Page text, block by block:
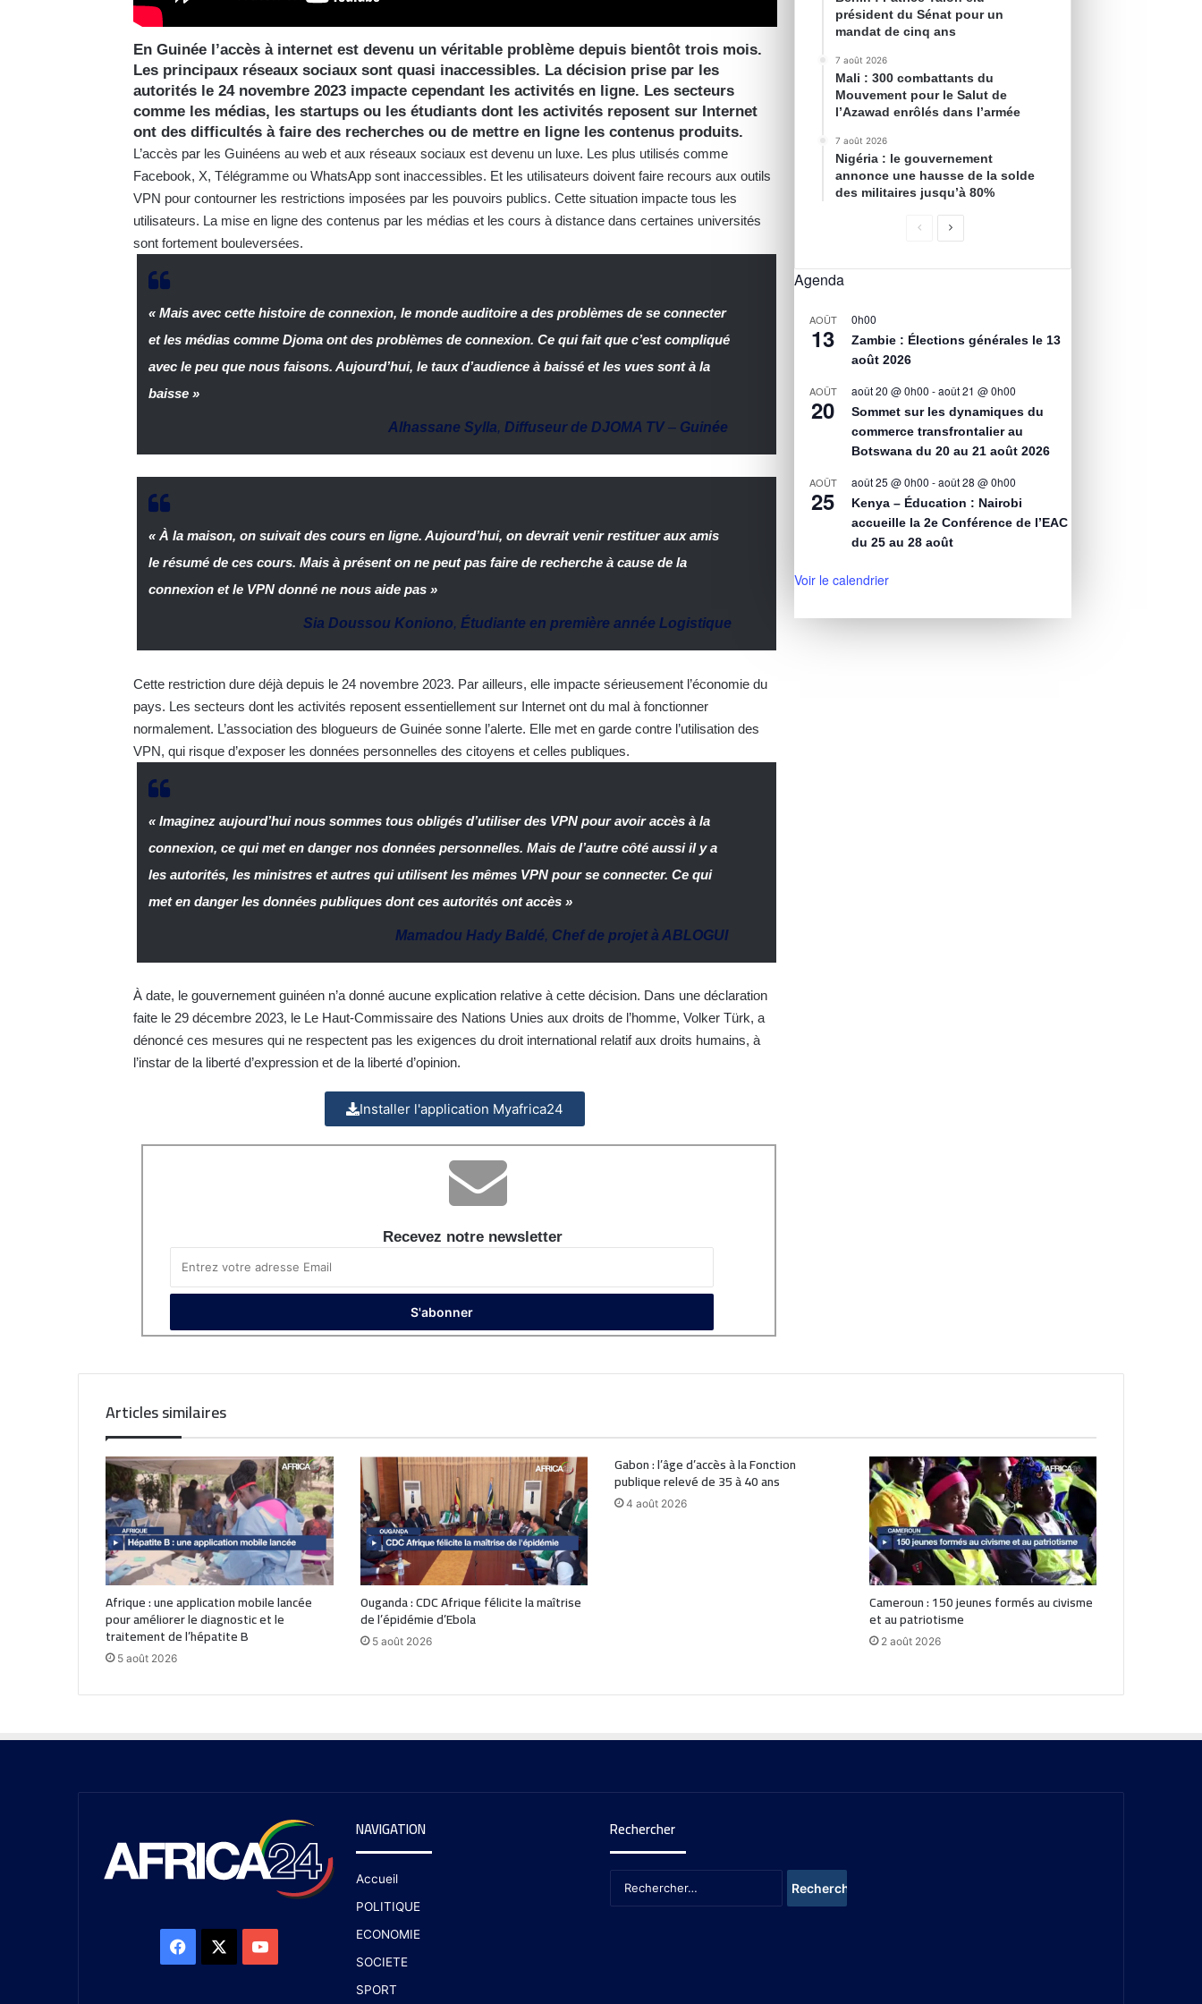
En Guinée l’accès à internet est devenu un véritable problème depuis bientôt trois mois.
Les principaux réseaux sociaux sont quasi inaccessibles. La décision prise par les
autorités le 24 novembre 2023 impacte cependant les activités en ligne. Les secteurs
comme les médias, les startups ou les étudiants dont les activités reposent sur Internet
ont des difficultés à faire des recherches ou de mettre en ligne les contenus produits.
L’accès par les Guinéens au web et aux réseaux sociaux est devenu un luxe. Les plus utilisés comme
Facebook, X, Télégramme ou WhatsApp sont inaccessibles. Et les utilisateurs doivent faire recours aux outils
VPN pour contourner les restrictions imposées par les pouvoirs publics. Cette situation impacte tous les
utilisateurs. La mise en ligne des contenus par les médias et les cours à distance dans certaines universités
sont fortement bouleversées.
« Mais avec cette histoire de connexion, le monde auditoire a des problèmes de se connecter
et les médias comme Djoma ont des problèmes de connexion. Ce qui fait que c’est compliqué
avec le peu que nous faisons. Aujourd’hui, le taux d’audience à baissé et les vues sont à la
baisse »
Alhassane Sylla,Diffuseur de DJOMA TV – Guinée
« À la maison, on suivait des cours en ligne. Aujourd’hui, on devrait venir restituer aux amis
le résumé de ces cours. Mais à présent on ne peut pas faire de recherche à cause de la
connexion et le VPN donné ne nous aide pas »
Sia Doussou Koniono, Étudiante en première année Logistique
Cette restriction dure déjà depuis le 24 novembre 2023. Par ailleurs, elle impacte sérieusement l’économie du
pays. Les secteurs dont les activités reposent essentiellement sur Internet ont du mal à fonctionner
normalement. L’association des blogueurs de Guinée sonne l’alerte. Elle met en garde contre l’utilisation des
VPN, qui risque d’exposer les données personnelles des citoyens et celles publiques.
« Imaginez aujourd’hui nous sommes tous obligés d’utiliser des VPN pour avoir accès à la
connexion, ce qui met en danger nos données personnelles. Mais de l’autre côté aussi il y a
les autorités, les ministres et autres qui utilisent les mêmes VPN pour se connecter. Ce qui
met en danger les données publiques dont ces autorités ont accès »
Mamadou Hady Baldé, Chef de projet à ABLOGUI
À date, le gouvernement guinéen n’a donné aucune explication relative à cette décision. Dans une déclaration
faite le 29 décembre 2023, le Le Haut-Commissaire des Nations Unies aux droits de l’homme, Volker Türk, a
dénoncé ces mesures qui ne respectent pas les exigences du droit international relatif aux droits humains, à
l’instar de la liberté d’expression et de la liberté d’opinion.
Installer l'application Myafrica24
Recevez notre newsletter
président du Sénat pour un
mandat de cinq ans
7 août 2026
Mali : 300 combattants du
Mouvement pour le Salut de
l’Azawad enrôlés dans l’armée
7 août 2026
Nigéria : le gouvernement
annonce une hausse de la solde
des militaires jusqu’à 80%
Agenda
AOÛT
13
0h00
Zambie : Élections générales le 13
août 2026
AOÛT
20
août 20 @ 0h00 -août 21 @ 0h00
Sommet sur les dynamiques du
commerce transfrontalier au
Botswana du 20 au 21 août 2026
AOÛT
25
août 25 @ 0h00 -août 28 @ 0h00
Kenya – Éducation : Nairobi
accueille la 2e Conférence de l’EAC
du 25 au 28 août
Voir le calendrier
Articles similaires
Afrique : une application mobile lancée
pour améliorer le diagnostic et le
traitement de l’hépatite B
5 août 2026
Ouganda : CDC Afrique félicite la maîtrise
de l’épidémie d’Ebola
5 août 2026
Gabon : l’âge d’accès à la Fonction
publique relevé de 35 à 40 ans
4 août 2026
Cameroun : 150 jeunes formés au civisme
et au patriotisme
2 août 2026
NAVIGATION
Accueil
POLITIQUE
ECONOMIE
SOCIETE
SPORT
Rechercher